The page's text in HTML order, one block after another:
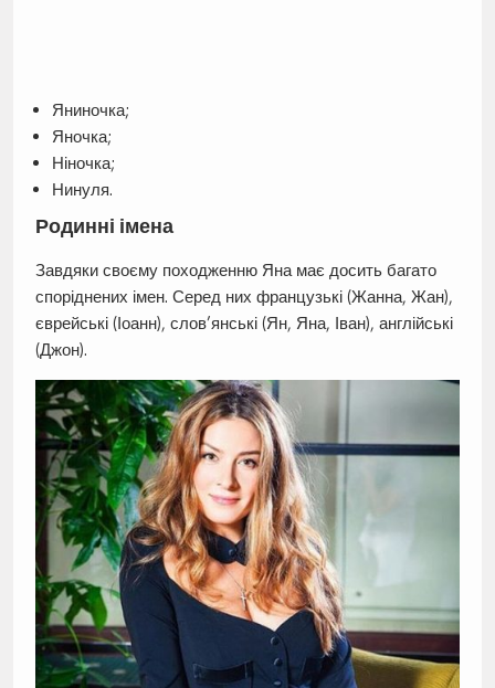
Яниночка;
Яночка;
Ніночка;
Нинуля.
Родинні імена
Завдяки своєму походженню Яна має досить багато
споріднених імен. Серед них французькі (Жанна, Жан),
єврейські (Іоанн), слов’янські (Ян, Яна, Іван), англійські
(Джон).